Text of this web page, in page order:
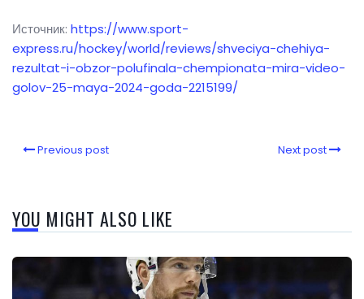
Источник: https://www.sport-
express.ru/hockey/world/reviews/shveciya-chehiya-
rezultat-i-obzor-polufinala-chempionata-mira-video-
golov-25-maya-2024-goda-2215199/
Previous post Next post
YOU MIGHT ALSO LIKE